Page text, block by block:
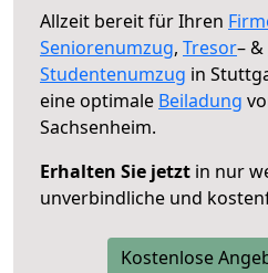
Allzeit bereit für Ihren
Seniorenumzug, Tresor– &
Studentenumzug in
eine optimale Beiladung
Sachsenheim.
Erhalten Sie jetzt in nur
unverbindliche und
Kostenlose